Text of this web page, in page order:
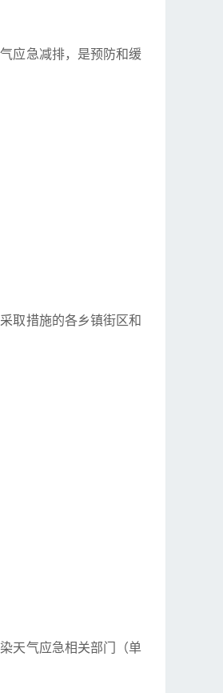
应急减排，是预防和缓
取措施的各乡镇街区和
天气应急相关部门（单